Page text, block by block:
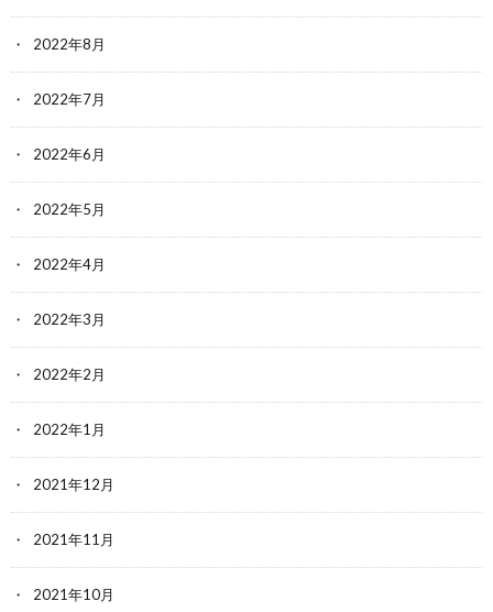
2022年8月
2022年7月
2022年6月
2022年5月
2022年4月
2022年3月
2022年2月
2022年1月
2021年12月
2021年11月
2021年10月